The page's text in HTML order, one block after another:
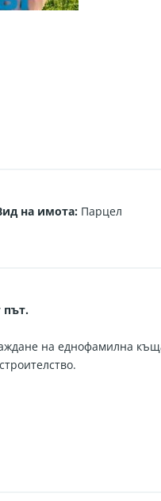
на имота: Парцел
път.
на еднофамилна